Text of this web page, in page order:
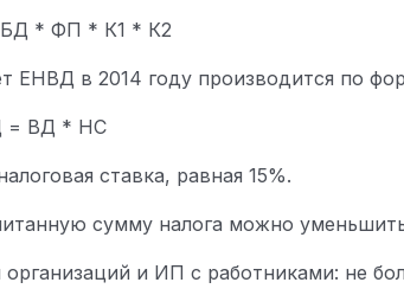
* ФП * К1 * К2
ЕНВД в 2014 году производится по
= ВД * НС
ставка, равная 15%.
сумму налога можно
организаций и ИП с работниками: не